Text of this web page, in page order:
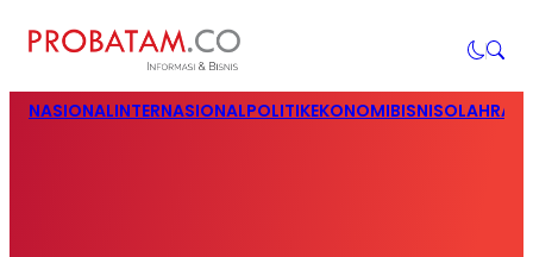
NASIONALINTERNASIONALPOLITIKEKONOMIBISNIS